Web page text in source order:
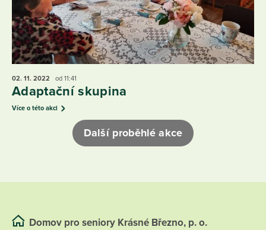
02. 11. 2022 od 11:41
Adaptační skupina
Více o této akci
Další proběhlé akce
Domov pro seniory Krásné Březno, p. o.